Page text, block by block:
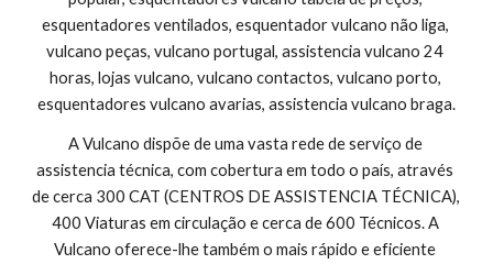
esquentadores ventilados, esquentador vulcano não liga,
vulcano peças, vulcano portugal, assistencia vulcano 24
horas, lojas vulcano, vulcano contactos, vulcano porto,
esquentadores vulcano avarias, assistencia vulcano braga.
A Vulcano dispõe de uma vasta rede de serviço de
assistencia técnica, com cobertura em todo o país, através
de cerca 300 CAT (CENTROS DE ASSISTENCIA TÉCNICA),
400 Viaturas em circulação e cerca de 600 Técnicos. A
Vulcano oferece-lhe também o mais rápido e eficiente